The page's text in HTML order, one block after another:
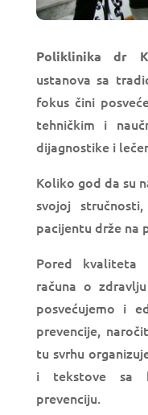
Poliklinika dr
ustanova sa
fokus čini
tehničkim i
dijagnostike i
Koliko god da su
svojoj
pacijentu drže na
Pored kvaliteta
računa o
posvećujemo i
prevencije,
tu svrhu
i tekstove sa
prevenciju.